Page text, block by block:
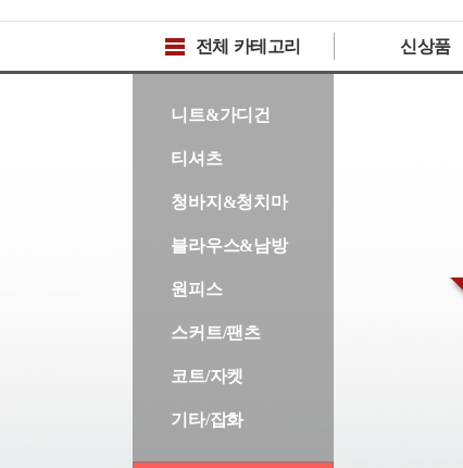
전체 카테고리 신상품
니트&가디건
티셔츠
청바지&청치마
블라우스&남방
원피스
스커트/팬츠
코트/자켓
기타/잡화